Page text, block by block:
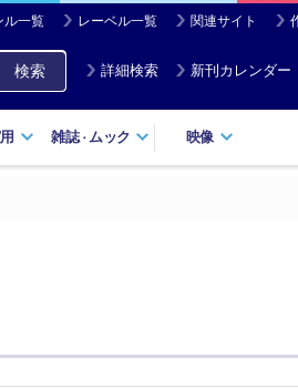
ル一覧 レーベル一覧 関連サイト
検索 詳細検索 新刊カレンダー
雑誌・ ムック 映像